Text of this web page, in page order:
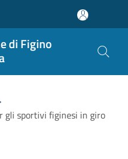
di Figino
gli sportivi figinesi in giro